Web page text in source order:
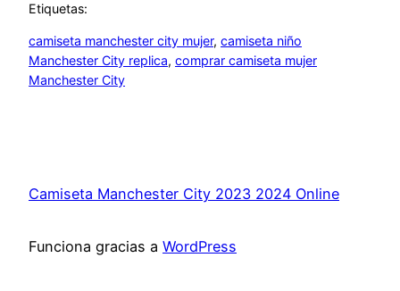
Etiquetas:
camiseta manchester city mujer, camiseta niño
Manchester City replica, comprar camiseta mujer
Manchester City
Camiseta Manchester City 2023 2024 Online
Funciona gracias a WordPress